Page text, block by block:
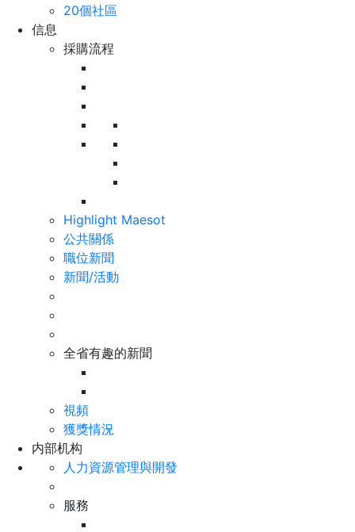
20個社區
信息
採購流程
Highlight Maesot
公共關係
職位新聞
新聞/活動
全省有趣的新聞
視頻
獲獎情況
内部机构
人力資源管理與開發
服務